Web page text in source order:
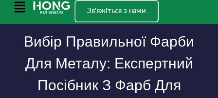
ПерейтиГоловне
Зв'яжіться з нами
Вибір Правильної Фарби
Для Металу: Експертний
Посібник З Фарб Для